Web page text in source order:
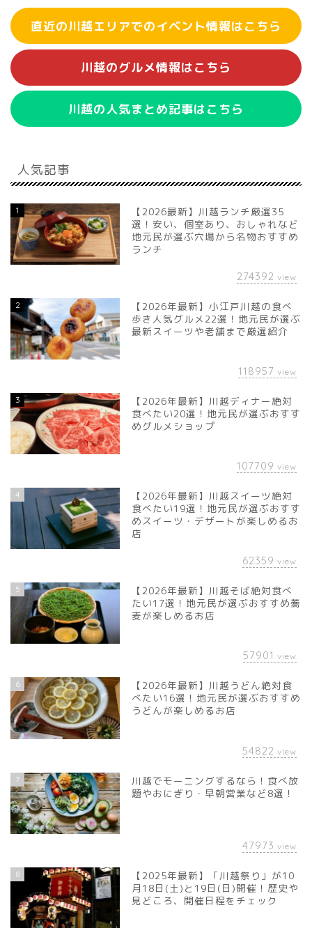
直近の川越エリアでのイベント情報はこちら
川越のグルメ情報はこちら
川越の人気まとめ記事はこちら
人気記事
1
【2026最新】川越ランチ厳選35
選！安い、個室あり、おしゃれなど
地元民が選ぶ穴場から名物おすすめ
ランチ
274392 view
2
【2026年最新】小江戸川越の食べ
歩き人気グルメ22選！地元民が選ぶ
最新スイーツや老舗まで厳選紹介
118957 view
3
【2026年最新】川越ディナー絶対
食べたい20選！地元民が選ぶおすす
めグルメショップ
107709 view
4
【2026年最新】川越スイーツ絶対
食べたい19選！地元民が選ぶおすす
めスイーツ・デザートが楽しめるお
店
62359 view
5
【2026年最新】川越そば絶対食べ
たい17選！地元民が選ぶおすすめ蕎
麦が楽しめるお店
57901 view
6
【2026年最新】川越うどん絶対食
べたい16選！地元民が選ぶおすすめ
うどんが楽しめるお店
54822 view
7
川越でモーニングするなら！食べ放
題やおにぎり・早朝営業など8選！
47973 view
8
【2025年最新】「川越祭り」が10
月18日(土)と19日(日)開催！歴史や
見どころ、開催日程をチェック